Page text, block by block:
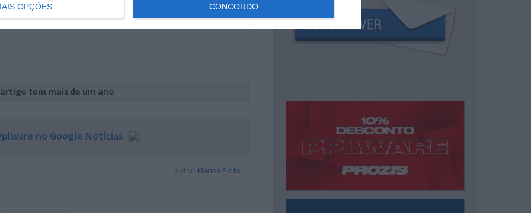
OPÇÕES CONCORDO
tem mais de um ano
no Google Notícias
Autor: Marisa Pinto